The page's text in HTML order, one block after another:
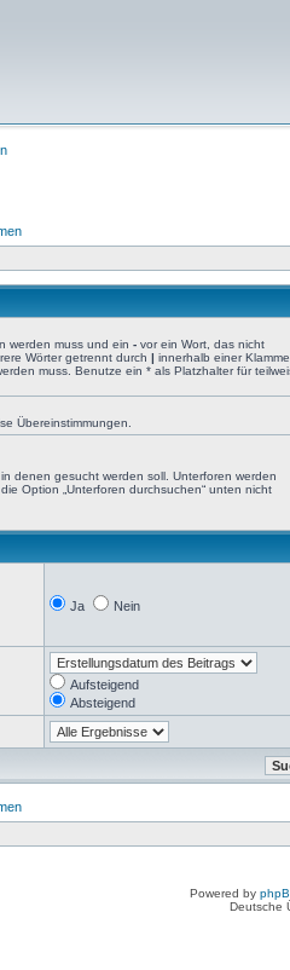
werden muss und ein - vor ein Wort, das nicht
Wörter getrennt durch | innerhalb einer
muss. Benutze ein * als Platzhalter für
Übereinstimmungen.
denen gesucht werden soll. Unterforen werden
Option „Unterforen durchsuchen“ unten nicht
Ja Nein
Aufsteigend
Absteigend
Powered by
Deutsche